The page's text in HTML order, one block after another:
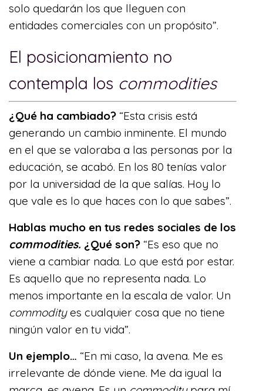
solo quedarán los que lleguen con
entidades comerciales con un propósito”.
El posicionamiento no
contempla los commodities
¿Qué ha cambiado? “Esta crisis está
generando un cambio inminente. El mundo
en el que se valoraba a las personas por la
educación, se acabó. En los 80 tenías valor
por la universidad de la que salías. Hoy lo
que vale es lo que haces con lo que sabes”.
Hablas mucho en tus redes sociales de los
commodities. ¿Qué son? “Es eso que no
viene a cambiar nada. Lo que está por estar.
Es aquello que no representa nada. Lo
menos importante en la escala de valor. Un
commodityes cualquier cosa que no tiene
ningún valor en tu vida”.
Un ejemplo… “En mi caso, la avena. Me es
irrelevante de dónde viene. Me da igual la